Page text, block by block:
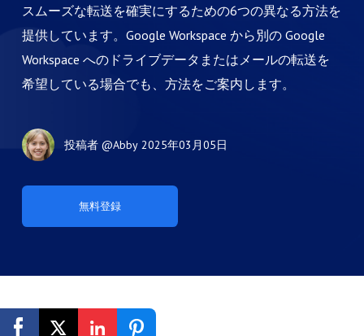
スムーズな転送を確実にするための6つの異なる方法を
提供しています。Google Workspace から別の Google
Workspace へのドライブデータまたはメールの転送を
希望している場合でも、方法をご案内します。
投稿者 @Abby 2025年03月05日